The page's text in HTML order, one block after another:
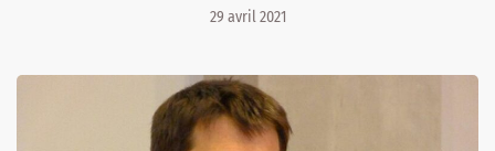
29 avril 2021